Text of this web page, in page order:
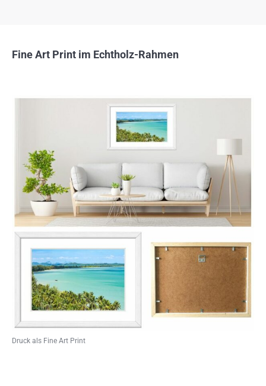
Fine Art Print im Echtholz-Rahmen
Druck als Fine Art Print